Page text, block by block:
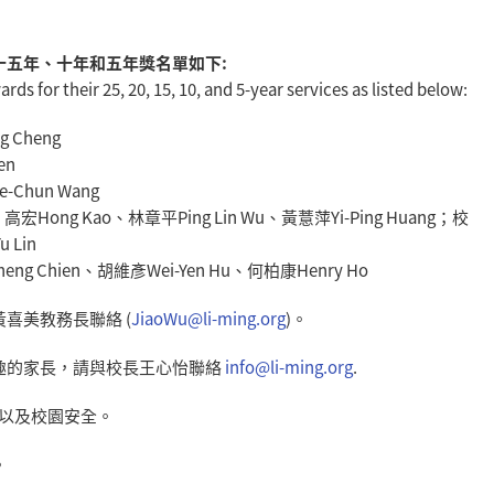
年、 十年和五年獎名單如下:
for their 25, 20, 15, 10, and 5-year services as listed below:
Cheng
Chun Wang
宏Hong Kao、林章平Ping Lin Wu、黃薏萍Yi-Ping Huang；校
Lin
Chien、胡維彥Wei-Yen Hu、何柏康Henry Ho
美教務長聯絡(JiaoWu@li-ming.org)。
家長， 請與校長王心怡聯絡info@li-ming.org.
及校園安全。